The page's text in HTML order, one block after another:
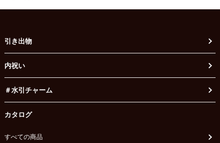
引き出物
内祝い
＃水引チャーム
カタログ
すべての商品